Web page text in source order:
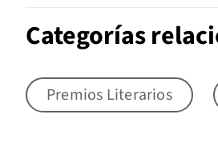
Categorías
Premios Literarios